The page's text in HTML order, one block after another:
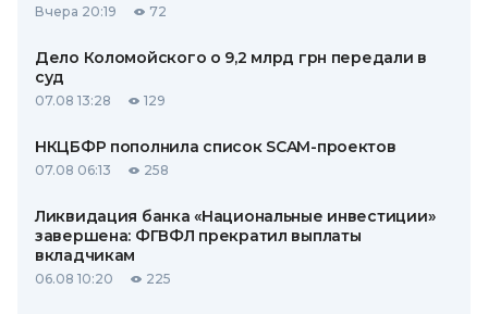
Вчера 20:19 72
Дело Коломойского о 9,2 млрд грн передали в
суд
07.08 13:28 129
НКЦБФР пополнила список SCAM-проектов
07.08 06:13 258
Ликвидация банка «Национальные инвестиции»
завершена: ФГВФЛ прекратил выплаты
вкладчикам
06.08 10:20 225